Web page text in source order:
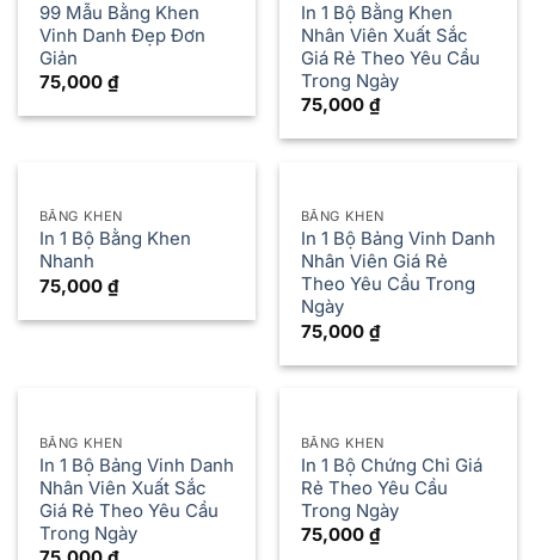
99 Mẫu Bằng Khen
Vinh Danh Đẹp Đơn
Giản
75,000 ₫
In 1 Bộ Bằng Khen
Nhân Viên Xuất Sắc
Giá Rẻ Theo Yêu Cầu
Trong Ngày
75,000 ₫
BẰNG KHEN
In 1 Bộ Bằng Khen
Nhanh
75,000 ₫
BẰNG KHEN
In 1 Bộ Bảng Vinh Danh
Nhân Viên Giá Rẻ
Theo Yêu Cầu Trong
Ngày
75,000 ₫
BẰNG KHEN
In 1 Bộ Bảng Vinh Danh
Nhân Viên Xuất Sắc
Giá Rẻ Theo Yêu Cầu
Trong Ngày
BẰNG KHEN
In 1 Bộ Chứng Chỉ Giá
Rẻ Theo Yêu Cầu
Trong Ngày
75,000 ₫